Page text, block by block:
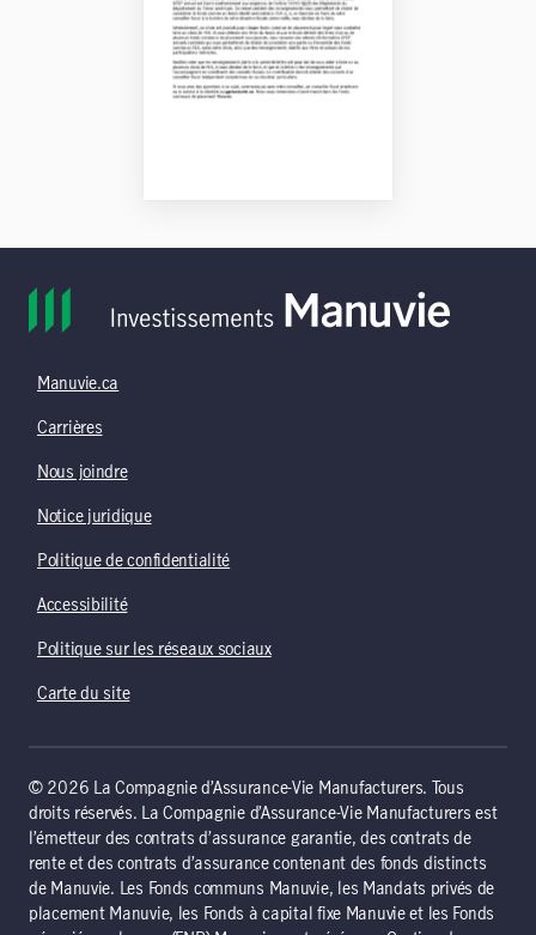
Manuvie.ca
Carrières
Nous joindre
Notice juridique
Politique de confidentialité
Accessibilité
Politique sur les réseaux sociaux
Carte du site
© 2026 La Compagnie d’Assurance-Vie Manufacturers. Tous
droits réservés. La Compagnie d’Assurance-Vie Manufacturers est
l’émetteur des contrats d’assurance garantie, des contrats de
rente et des contrats d’assurance contenant des fonds distincts
de Manuvie. Les Fonds communs Manuvie, les Mandats privés de
placement Manuvie, les Fonds à capital fixe Manuvie et les Fonds